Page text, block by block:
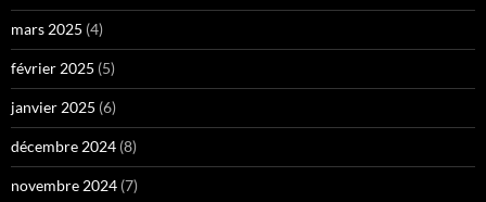
mars 2025 (4)
février 2025 (5)
janvier 2025 (6)
décembre 2024 (8)
novembre 2024 (7)